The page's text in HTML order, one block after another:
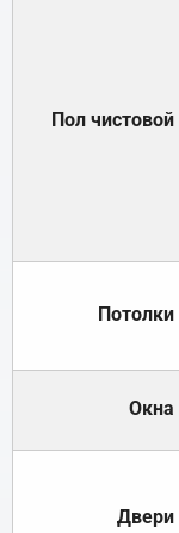
Пол чистовой
Потолки
Окна
Двери